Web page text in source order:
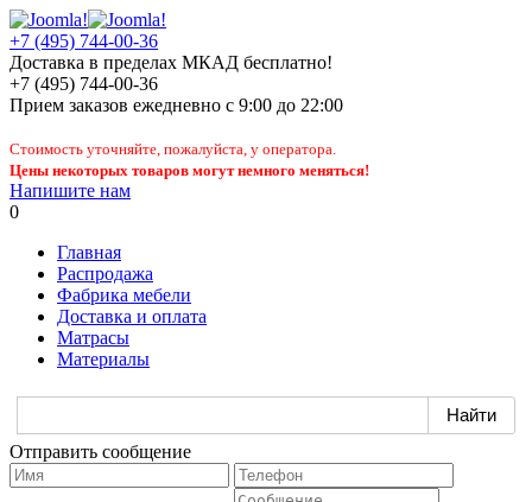
+7 (495) 744-00-36
Доставка в пределах МКАД бесплатно!
+7 (495) 744-00-36
Прием заказов ежедневно с 9:00 до 22:00
Стоимость уточняйте, пожалуйста, у оператора.
Цены некоторых товаров могут немного меняться!
Напишите нам
0
Главная
Распродажа
Фабрика мебели
Доставка и оплата
Матрасы
Материалы
Отправить сообщение